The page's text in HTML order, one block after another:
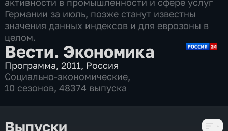
Германии за июль, позже станут известны
значения данных индексов и для еврозоны в
целом.
Вести. Экономика
Программа,2011, Россия
Социально-экономические,
10 сезонов, 48374 выпуска
Выпуски